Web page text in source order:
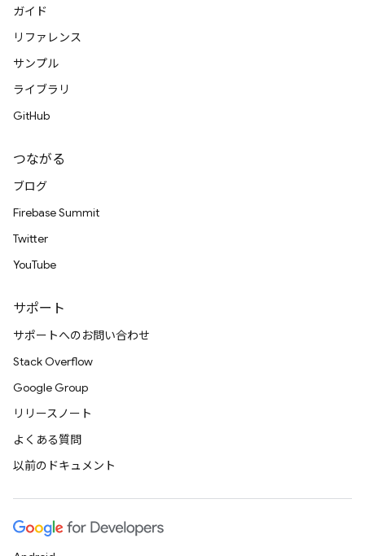
ガイド
リファレンス
サンプル
ライブラリ
GitHub
つながる
ブログ
Firebase Summit
Twitter
YouTube
サポート
サポートへのお問い合わせ
Stack Overflow
Google Group
リリースノート
よくある質問
以前のドキュメント